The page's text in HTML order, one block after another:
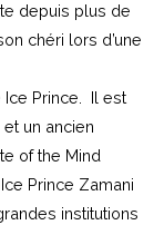
depuis plus de
chéri lors d’une
Ice Prince. Il est
un ancien
of the Mind
Prince Zamani
institutions